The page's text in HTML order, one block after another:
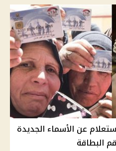
عن الأسماء الجديدة